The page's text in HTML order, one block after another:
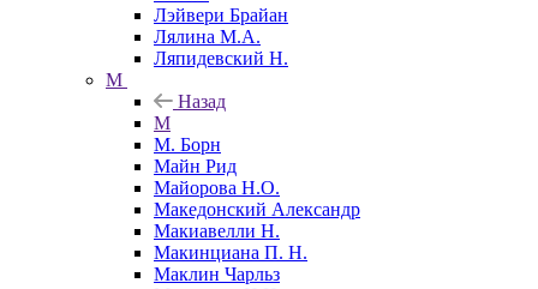
Лэйвери Брайан
Лялина М.А.
Ляпидевский Н.
М
Назад
М
М. Борн
Майн Рид
Майорова Н.О.
Македонский Александр
Макиавелли Н.
Макинциана П. Н.
Маклин Чарльз